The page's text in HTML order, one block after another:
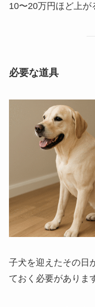
10〜20万円ほど上が
必要な道具
子犬を迎えたその日
ておく必要がありま